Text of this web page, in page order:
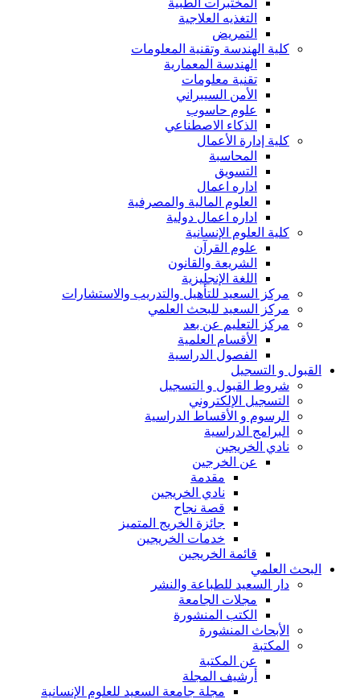
المختبرات الطبية
التغذيه العلاجية
التمريض
كلية الهندسة وتقنية المعلومات
الهندسة المعمارية
تقنية معلومات
الأمن السيبراني
علوم حاسوب
الذكاء الاصطناعي
كلية إدارة الأعمال
المحاسبة
التسويق
اداره اعمال
العلوم المالية والمصرفية
اداره اعمال دولية
كلية العلوم الإنسانية
علوم القرآن
الشريعة والقانون
اللغة الإنجليزية
مركز السعيد للتأهيل والتدريب والاستشارات
مركز السعيد للبحث العلمي
مركز التعليم عن بعد
الأقسام العلمية
الفصول الدراسية
القبول و التسجيل
شروط القبول و التسجيل
التسجيل الإلكتروني
الرسوم و الأقساط الدراسية
البرامج الدراسية
نادي الخريجين
عن الخرجين
مقدمة
نادي الخريجين
قصة نجاح
جائزة الخريج المتميز
خدمات الخريجين
قائمة الخريجين
البحث العلمي
دار السعيد للطباعة والنشر
مجلات الجامعة
الكتب المنشورة
الأبحاث المنشورة
المكتبة
عن المكتبة
أرشيف المجلة
مجلة جامعة السعيد للعلوم الإنسانية